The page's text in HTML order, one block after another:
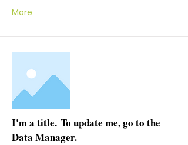
More
I'm a title. To update me, go to the
Data Manager.